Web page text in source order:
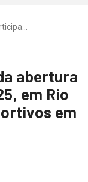
abertura
em Rio
em